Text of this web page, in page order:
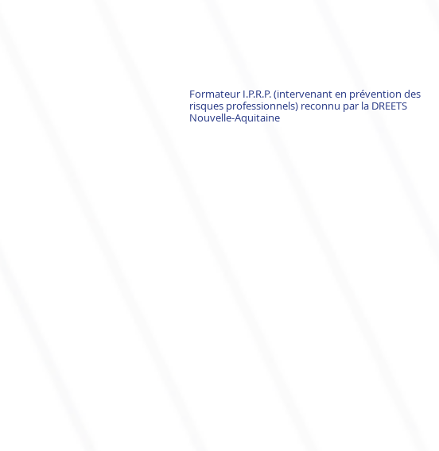
Formateur I.P.R.P. (intervenant en prévention des
risques professionnels) reconnu par la DREETS
Nouvelle-Aquitaine